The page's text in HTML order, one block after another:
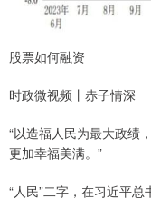
股票如何融资
时政微视频丨赤子情深
“以造福人民为最大政绩
更加幸福美满。”
“人民”二字，在习近平总